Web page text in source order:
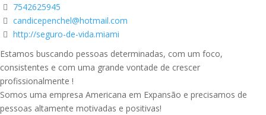
7542625945
candicepenchel@hotmail.com
http://seguro-de-vida.miami
Estamos buscando pessoas determinadas, com um foco,
consistentes e com uma grande vontade de crescer
profissionalmente !
Somos uma empresa Americana em Expansão e precisamos de
pessoas altamente motivadas e positivas!